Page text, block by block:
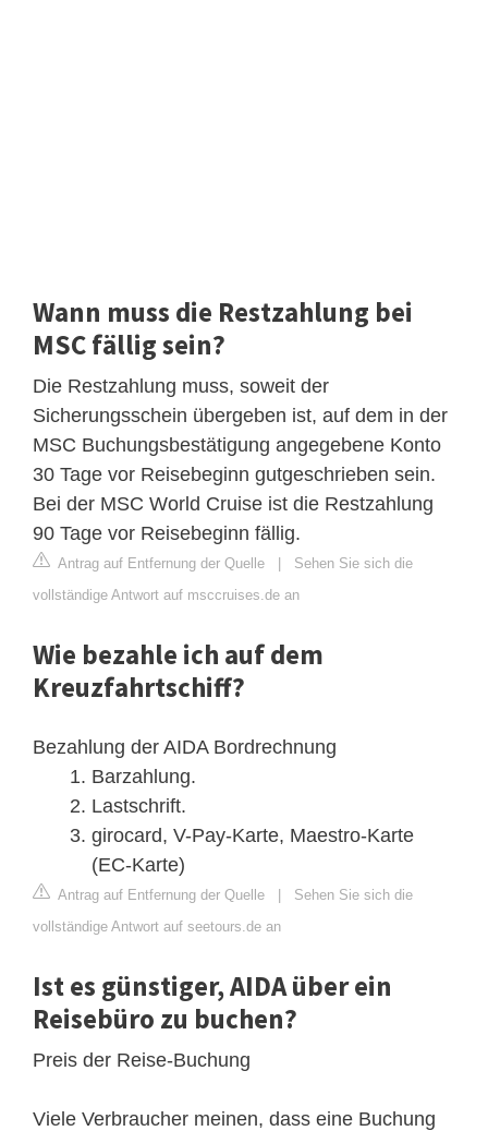
Wann muss die Restzahlung bei
MSC fällig sein?
Die Restzahlung muss, soweit der
Sicherungsschein übergeben ist, auf dem in der
MSC Buchungsbestätigung angegebene Konto
30 Tage vor Reisebeginn gutgeschrieben sein.
Bei der MSC World Cruise ist die Restzahlung
90 Tage vor Reisebeginn fällig.
Antrag auf Entfernung der Quelle | Sehen Sie sich die
vollständige Antwort auf msccruises.de an
Wie bezahle ich auf dem
Kreuzfahrtschiff?
Bezahlung der AIDA Bordrechnung
Barzahlung.
Lastschrift.
girocard, V-Pay-Karte, Maestro-Karte
(EC-Karte)
Antrag auf Entfernung der Quelle | Sehen Sie sich die
vollständige Antwort auf seetours.de an
Ist es günstiger, AIDA über ein
Reisebüro zu buchen?
Preis der Reise-Buchung
Viele Verbraucher meinen, dass eine Buchung